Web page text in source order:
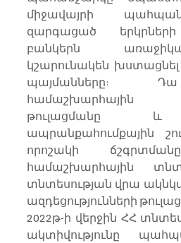
միջավայրի
զարգացած
բանկերն
կշարունակեն
պայմանները:
համաշխարհային
թուլացմանը և
ապրանքահումքային
որոշակի
համաշխարհային
տնտեսության վրա
ազդեցությունների
2022թ-ի վերջին ՀՀ
ակտիվությունը